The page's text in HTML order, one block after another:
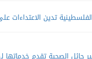
تدين الاعتداءات